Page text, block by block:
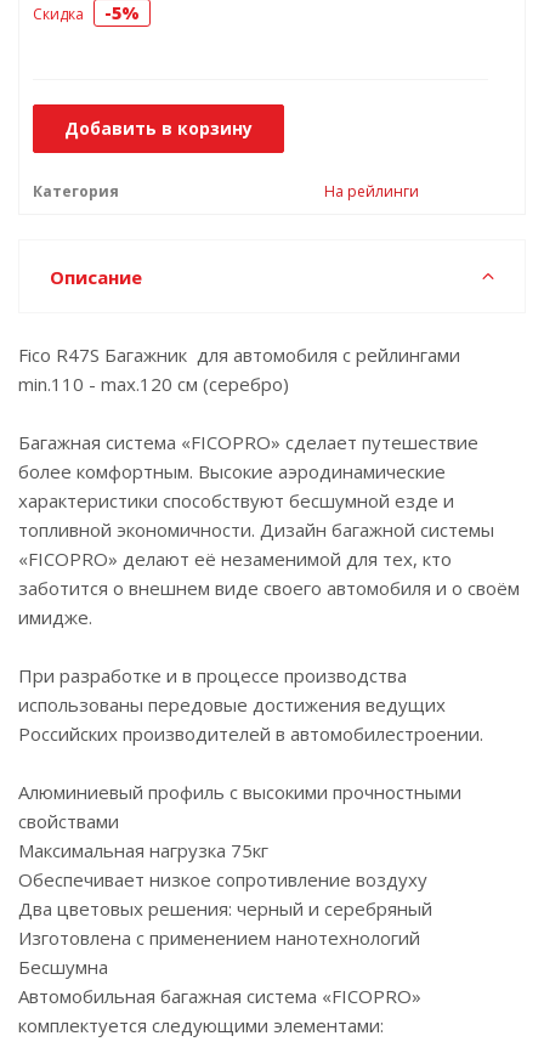
Скидка 5%
Добавить в корзину
Категория На рейлинги
Описание
Fico R47S Багажник для автомобиля с рейлингами
min.110 - max.120 см (серебро)
Багажная система «FICOPRO» сделает путешествие
более комфортным. Высокие аэродинамические
характеристики способствуют бесшумной езде и
топливной экономичности. Дизайн багажной системы
«FICOPRO» делают её незаменимой для тех, кто
заботится о внешнем виде своего автомобиля и о своём
имидже.
При разработке и в процессе производства
использованы передовые достижения ведущих
Российских производителей в автомобилестроении.
Алюминиевый профиль с высокими прочностными
свойствами
Максимальная нагрузка 75кг
Обеспечивает низкое сопротивление воздуху
Два цветовых решения: черный и серебряный
Изготовлена с применением нанотехнологий
Бесшумна
Автомобильная багажная система «FICOPRO»
комплектуется следующими элементами: